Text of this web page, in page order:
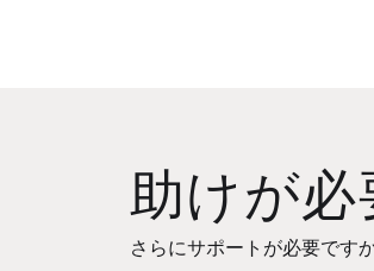
助けが必
さらにサポートが必要です